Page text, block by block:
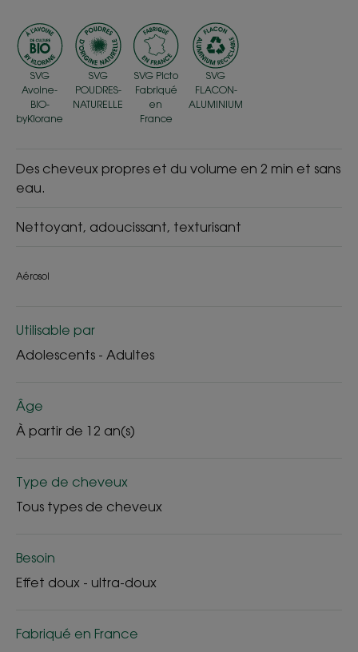
SVG
Avoine-
BIO-
byKlorane
SVG
POUDRES-
NATURELLE
SVG Picto
Fabriqué
en
France
SVG
FLACON-
ALUMINIUM
Des cheveux propres et du volume en 2 min et sans
eau.
Nettoyant, adoucissant, texturisant
Aérosol
Utilisable par
Adolescents - Adultes
Âge
À partir de 12 an(s)
Type de cheveux
Tous types de cheveux
Besoin
Effet doux - ultra-doux
Fabriqué en France